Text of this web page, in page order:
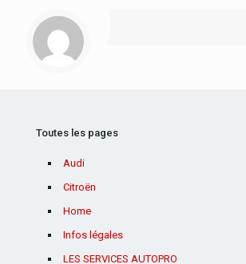
Toutes les pages
Audi
Citroën
Home
Infos légales
LES SERVICES AUTOPRO